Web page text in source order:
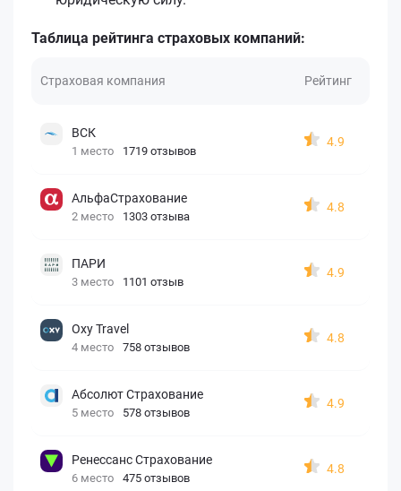
Таблица рейтинга страховых компаний:
Страховая компания Рейтинг
ВСК
1 место 1719 отзывов
4.9
АльфаСтрахование
2 место 1303 отзыва
4.8
ПАРИ
3 место 1101 отзыв
4.9
Oxy Travel
4 место 758 отзывов
4.8
Абсолют Страхование
5 место 578 отзывов
4.9
Ренессанс Страхование
6 место 475 отзывов
4.8